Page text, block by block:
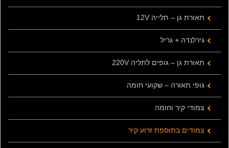
תאורת גן – תלייה 12V
גירלנדה + גריל
תאורת גן – גופים לתליה 220V
גופי תאורה – שקועי חומה
צמודי קיר וחומה
צמודים בתוספת זרוע קיר